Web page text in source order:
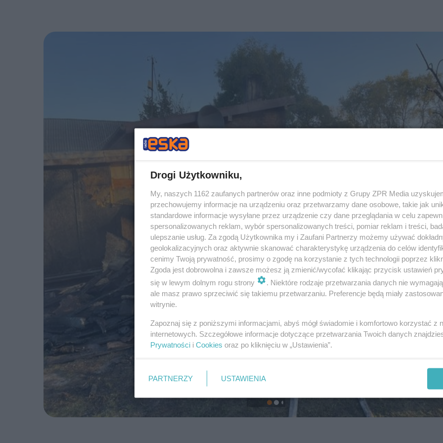
Drogi Użytkowniku,
My, naszych 1162 zaufanych partnerów oraz inne podmioty z Grupy ZPR Media
przechowujemy informacje na urządzeniu oraz przetwarzamy dane osobowe, takie jak
standardowe informacje wysyłane przez urządzenie czy dane przeglądania w celu
spersonalizowanych reklam, wybór spersonalizowanych treści, pomiar reklam i treści,
ulepszanie usług. Za zgodą Użytkownika my i Zaufani Partnerzy możemy używać
geolokalizacyjnych oraz aktywnie skanować charakterystykę urządzenia do celów
cenimy Twoją prywatność, prosimy o zgodę na korzystanie z tych technologii poprzez
Zgoda jest dobrowolna i zawsze możesz ją zmienić/wycofać klikając przycisk ustawień
się w lewym dolnym rogu strony
. Niektóre rodzaje przetwarzania danych nie
ale masz prawo sprzeciwić się takiemu przetwarzaniu. Preferencje będą miały
witrynie.
Zapoznaj się z poniższymi informacjami, abyś mógł świadomie i komfortowo korzystać z
internetowych. Szczegółowe informacje dotyczące przetwarzania Twoich danych
Prywatności i Cookies oraz po kliknięciu w „Ustawienia”.
PARTNERZY USTAWIENIA